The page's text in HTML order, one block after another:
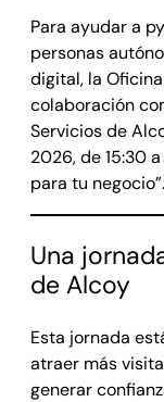
Para ayudar a
personas
digital, la
colaboración
Servicios de
2026, de 15:30
para tu negocio”.
Una
de Alcoy
Esta jornada
atraer más
generar